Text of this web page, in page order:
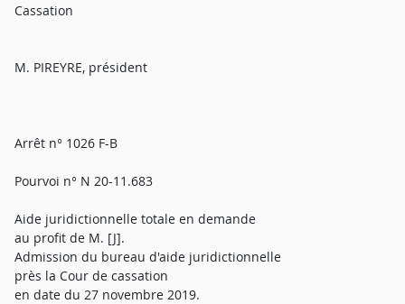
Cassation
M. PIREYRE, président
Arrêt n° 1026 F-B
Pourvoi n° N 20-11.683
Aide juridictionnelle totale en demande
au profit de M. [J].
Admission du bureau d'aide juridictionnelle
près la Cour de cassation
en date du 27 novembre 2019.